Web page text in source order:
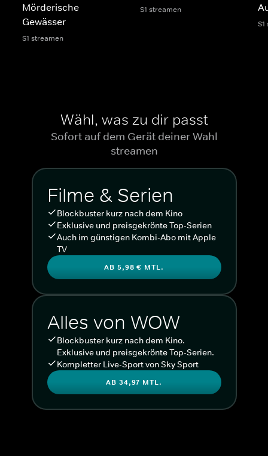
Mörderische
Gewässer
S1 streamen
S1 streamen
Wähl, was zu dir passt
Sofort auf dem Gerät deiner Wahl
streamen
Filme & Serien
Blockbuster kurz nach dem Kino
Exklusive und preisgekrönte Top-Serien
Auch im günstigen Kombi-Abo mit Apple
TV
AB 5,98 € MTL.
Alles von WOW
Blockbuster kurz nach dem Kino.
Exklusive und preisgekrönte Top-Serien.
Kompletter Live-Sport von Sky Sport
AB 34,97 MTL.